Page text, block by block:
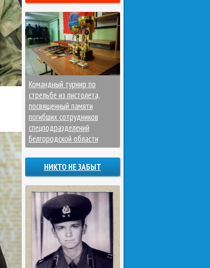
Командный турнир по
стрельбе из пистолета,
посвященный памяти
погибших сотрудников
спецподразделений
Белгородской области
НИКТО НЕ ЗАБЫТ